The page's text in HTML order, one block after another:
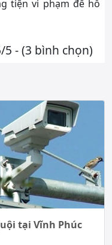
tiện vi phạm để hỗ
5 - (3 bình chọn)
tại Vĩnh Phúc